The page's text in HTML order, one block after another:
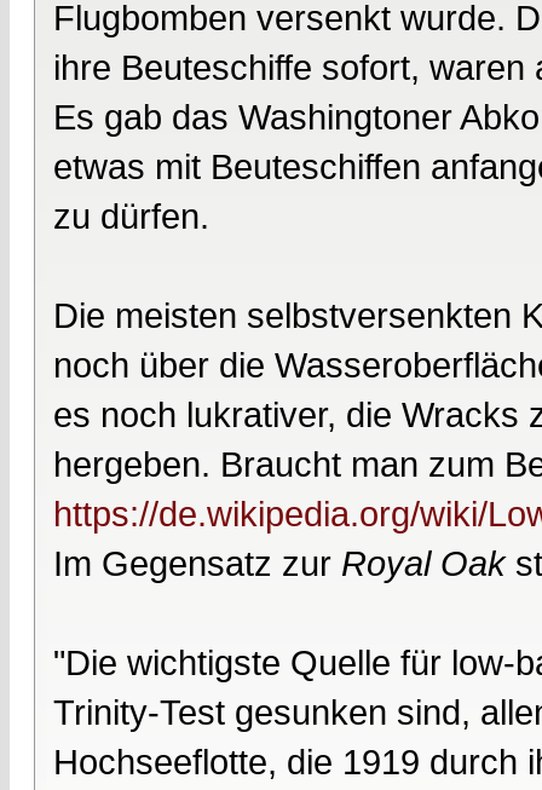
Flugbomben versenkt wurde.
ihre Beuteschiffe sofort,
Es gab das Washingtoner
etwas mit Beuteschiffen
zu dürfen.
Die meisten selbstversenkten
noch über die
es noch lukrativer, die Wracks
hergeben. Braucht man zum
https://de.wikipedia.org/wiki/
Im Gegensatz zur Royal Oak
"Die wichtigste Quelle für low-
Trinity-Test gesunken sind,
Hochseeflotte, die 1919 durch